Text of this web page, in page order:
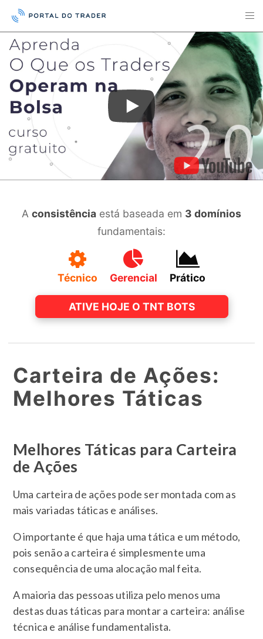
A consistência está baseada em 3 domínios
fundamentais:
Técnico Gerencial Prático
ATIVE HOJE O TNT BOTS
Carteira de Ações:
Melhores Táticas
Melhores Táticas para Carteira
de Ações
Uma carteira de ações pode ser montada com as
mais variadas táticas e análises.
O importante é que haja uma tática e um método,
pois senão a carteira é simplesmente uma
consequência de uma alocação mal feita.
A maioria das pessoas utiliza pelo menos uma
destas duas táticas para montar a carteira: análise
técnica e análise fundamentalista.